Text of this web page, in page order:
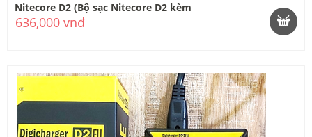
Nitecore D2 (Bộ sạc Nitecore D2 kèm
636,000 vnđ